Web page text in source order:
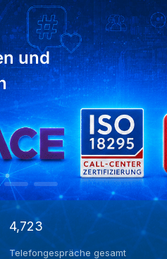
und
4,723
Telefongespräche gesamt